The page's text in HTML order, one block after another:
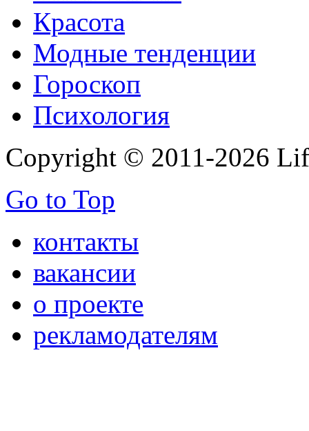
Красота
Модные тенденции
Гороскоп
Психология
Copyright © 2011-2026
Go to Top
контакты
вакансии
о проекте
рекламодателям